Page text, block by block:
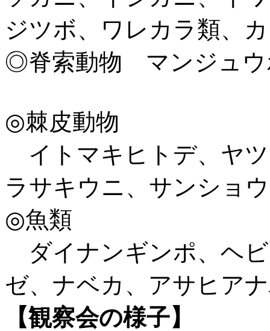
ジツボ、ワレカラ類、
◎脊索動物 マンジュウ
◎棘皮動物
イトマキヒトデ、ヤ
ラサキウニ、サンショ
◎魚類
ダイナンギンポ、ヘ
ゼ、ナベカ、アサヒア
【観察会の様子】